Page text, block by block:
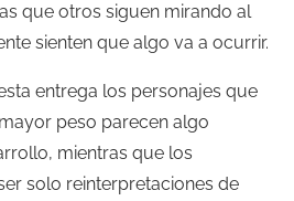
que otros siguen mirando al
sienten que algo va a ocurrir.
entrega los personajes que
peso parecen algo
mientras que los
solo reinterpretaciones de